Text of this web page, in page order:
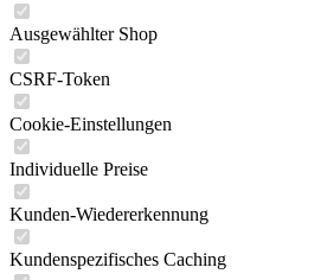
Ausgewählter Shop
CSRF-Token
Cookie-Einstellungen
Individuelle Preise
Kunden-Wiedererkennung
Kundenspezifisches Caching